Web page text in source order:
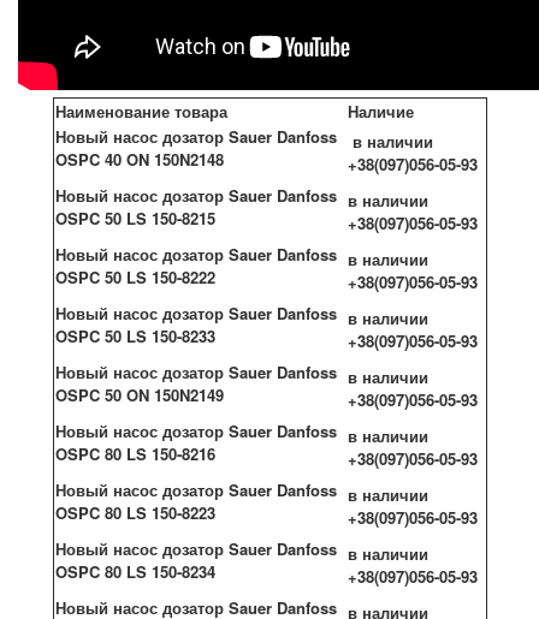
Наименование товара
Наличие
Новый насос дозатор Sauer Danfoss
OSPC 40 ON 150N2148
в наличии
+38(097)056-05-93
Новый насос дозатор Sauer Danfoss
OSPC 50 LS 150-8215
в наличии
+38(097)056-05-93
Новый насос дозатор Sauer Danfoss
OSPC 50 LS 150-8222
в наличии
+38(097)056-05-93
Новый насос дозатор Sauer Danfoss
OSPC 50 LS 150-8233
в наличии
+38(097)056-05-93
Новый насос дозатор Sauer Danfoss
OSPC 50 ON 150N2149
в наличии
+38(097)056-05-93
Новый насос дозатор Sauer Danfoss
OSPC 80 LS 150-8216
в наличии
+38(097)056-05-93
Новый насос дозатор Sauer Danfoss
OSPC 80 LS 150-8223
в наличии
+38(097)056-05-93
Новый насос дозатор Sauer Danfoss
OSPC 80 LS 150-8234
в наличии
+38(097)056-05-93
Новый насос дозатор Sauer Danfoss в наличии